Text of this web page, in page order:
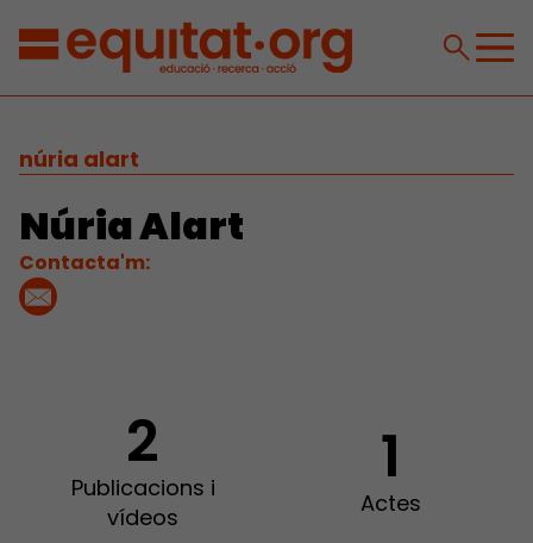
núria alart
Núria Alart
Contacta'm:
2
Publicacions i
vídeos
1
Actes